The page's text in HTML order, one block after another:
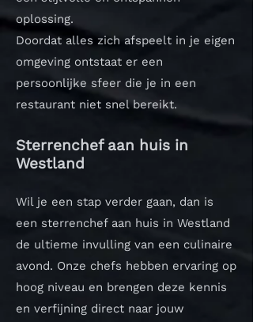
oplossing.
Doordat alles zich afspeelt in je eigen
omgeving ontstaat er een
persoonlijke sfeer die je in een
restaurant niet snel bereikt.
Sterrenchef aan huis in
Westland
Wil je een stap verder gaan, dan is
een sterrenchef aan huis in Westland
de ultieme invulling van een culinaire
avond. Onze chefs hebben ervaring op
hoog niveau en brengen deze kennis
en verfijning direct naar jouw